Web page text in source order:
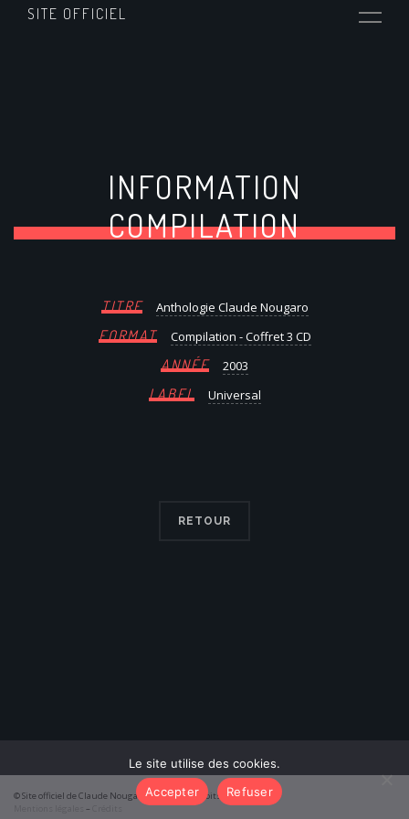
SITE OFFICIEL
INFORMATION
COMPILATION
TITRE Anthologie Claude Nougaro
FORMAT Compilation - Coffret 3 CD
ANNÉE 2003
LABEL Universal
RETOUR
© Site officiel de Claude Nougaro 2026 – Tous droits réservés
–
Le site utilise des cookies.
Accepter
Refuser